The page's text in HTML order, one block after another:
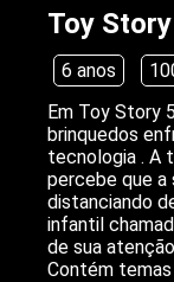
Toy
6 anos
Em Toy Story
brinquedos
tecnologia . A
percebe que a
distanciando
infantil
de sua
Contém temas